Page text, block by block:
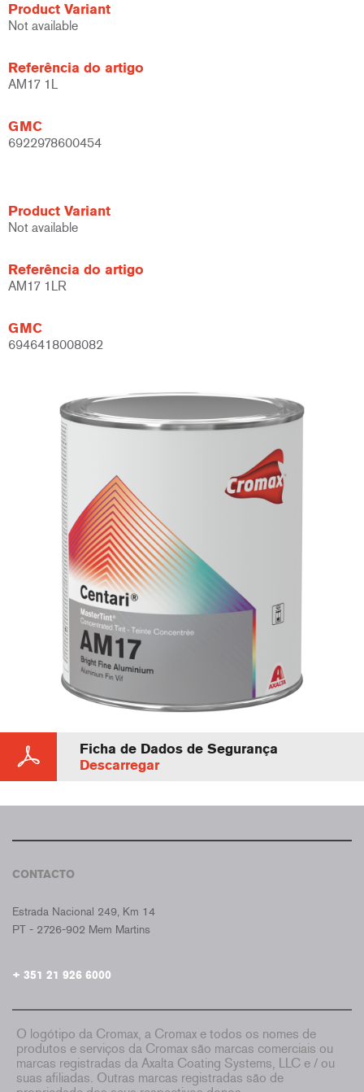
Product Variant
Not available
Referência do artigo
AM17 1L
GMC
6922978600454
Product Variant
Not available
Referência do artigo
AM17 1LR
GMC
6946418008082
Ficha de Dados de Segurança
Descarregar
CONTACTO
Estrada Nacional 249, Km 14
PT - 2726-902 Mem Martins
+ 351 21 926 6000
O logótipo da Cromax, a Cromax e todos os nomes de
produtos e serviços da Cromax são marcas comerciais ou
marcas registradas da Axalta Coating Systems, LLC e / ou
suas afiliadas. Outras marcas registradas são de